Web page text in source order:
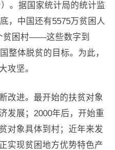
。据国家统计局的统计监
，中国还有5575万贫困人
贫困村——这些数字到
整体脱贫的目标。为此，
攻坚。
改进。最开始的扶贫对象
发展；2000年后，开始重
对象具体到村；近年来发
实现贫困地方优势特色产